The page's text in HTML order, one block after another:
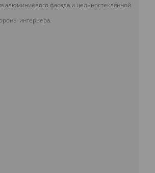
алюминиевого фасада и цельностеклянной
интерьера.